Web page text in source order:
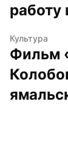
работу
Культура
Фильм